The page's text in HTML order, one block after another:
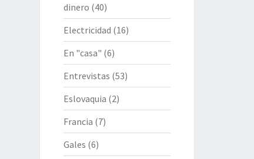
dinero (40)
Electricidad (16)
En "casa" (6)
Entrevistas (53)
Eslovaquia (2)
Francia (7)
Gales (6)